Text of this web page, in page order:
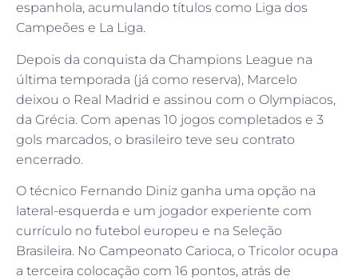
espanhola, acumulando títulos como Liga dos
Campeões e La Liga.
Depois da conquista da Champions League na
última temporada (já como reserva), Marcelo
deixou o Real Madrid e assinou com o Olympiacos,
da Grécia. Com apenas 10 jogos completados e 3
gols marcados, o brasileiro teve seu contrato
encerrado.
O técnico Fernando Diniz ganha uma opção na
lateral-esquerda e um jogador experiente com
currículo no futebol europeu e na Seleção
Brasileira. No Campeonato Carioca, o Tricolor ocupa
a terceira colocação com 16 pontos, atrás de